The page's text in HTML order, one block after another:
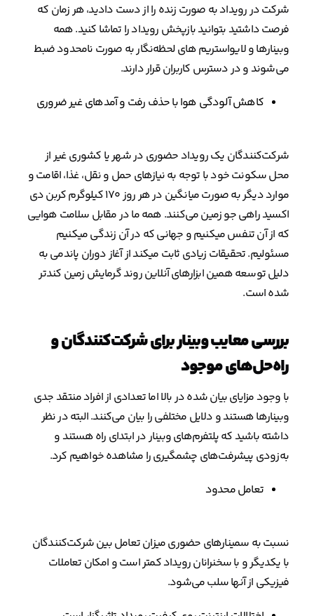
شرکت در رویداد به صورت زنده را از دست دادید، هر زمان که
فرصت داشتید بتوانید بازپخش رویداد را تماشا کنید. همه
وبینارها و لایواستریم های لحظه‌نگار به صورت نامحدود ضبط
می‌شوند و در دسترس کاربران قرار دارند.
کاهش آلودگی هوا با حذف رفت و آمدهای غیر ضروری
شرکت‌کنندگان یک رویداد حضوری در شهر یا کشوری غیر از
محل سکونت خود با توجه به نیازهای حمل و نقل، غذا، اقامت و
موارد دیگر به صورت میانگین در هر روز ۱۷۰ کیلوگرم کربن دی
اکسید راهی جو زمین می‌کنند. همه ما در مقابل سلامت هوایی
که از آن تنفس میکنیم و جهانی که در آن زندگی میکنیم
مسئولیم. تحقیقات زیادی ثابت میکند از آغاز دوران پاندمی به
دلیل توسعه همین ابزارهای آنلاین روند گرمایش زمین کندتر
شده است.
بررسی معایب وبینار برای شرکت‌کنندگان و
راه‌حل‌های موجود
با وجود مزایای بیان شده در بالا اما تعدادی از افراد منتقد جدی
وبینارها هستند و دلایل مختلفی را بیان می‌کنند. البته در نظر
داشته باشید که پلتفرم‌های وبینار در ابتدای راه هستند و
به‌زودی پیشرفت‌های چشمگیری را مشاهده خواهیم کرد.
تعامل محدود
نسبت به سمینارهای حضوری میزان تعامل بین شرکت‌کنندگان
با یکدیگر و با سخنرانان رویداد کمتر است و امکان تعاملات
فیزیکی از آنها سلب می‌شود.